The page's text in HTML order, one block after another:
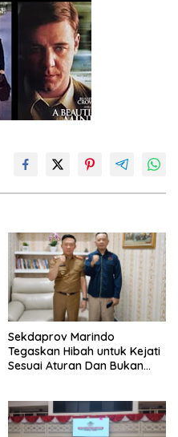
Sekdaprov Marindo
Tegaskan Hibah untuk Kejati
Sesuai Aturan Dan Bukan